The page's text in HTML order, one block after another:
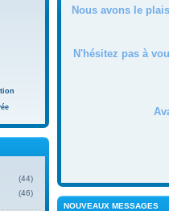
Nous avons le
N'hésitez pas à
NOUVEAUX MESSAGES
(44)
(46)